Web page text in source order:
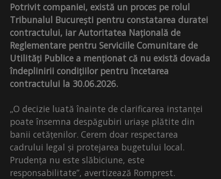
Potrivit companiei, există un proces pe rolul
Tribunalul București pentru constatarea duratei
contractului, iar Autoritatea Națională de
Reglementare pentru Serviciile Comunitare de
Utilități Publice a menționat că nu există dovada
îndeplinirii condițiilor pentru încetarea
contractului la 30.06.2026.
„O decizie luată înainte de clarificarea instanței
poate însemna despăgubiri uriașe plătite din
banii cetățenilor. Cerem doar respectarea
cadrului legal și protejarea bugetului local.
Prudența nu este slăbiciune, este
responsabilitate”, avertizează Romprest.